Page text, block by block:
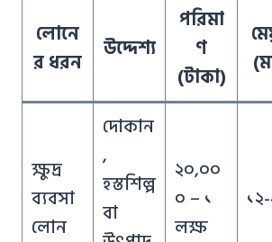
লোনে
র ধরন
উদ্দেশ্য
পরিমা
ণ
(টাকা)
ক্ষুদ্র
ব্যবসা
লোন
দোকান
,
হস্তশিল্প
বা
২০,০০
০ – ১
লক্ষ